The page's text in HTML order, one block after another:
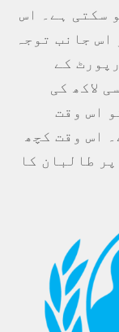
سکتی ہے۔ اس
جانب توجہ
کے
لاکھ کی
اس وقت
اس وقت کچھ
طالبان کا